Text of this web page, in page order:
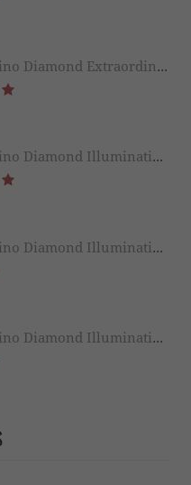
Semi Di Lino Diamond Extraordinary All in 1 Fluid 125ML
Semi Di Lino Diamond Illuminating Mask 500ML
Semi Di Lino Diamond Illuminating Mask 200ML
Semi Di Lino Diamond Illuminating Conditioner 1000ML